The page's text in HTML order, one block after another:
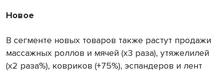
Новое
В сегменте новых товаров также растут продажи
массажных роллов и мячей (х3 раза), утяжелилей
(х2 раза%), ковриков (+75%), эспандеров и лент